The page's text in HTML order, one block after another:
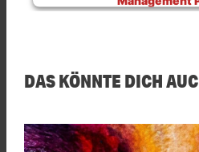
DAS KÖNNTE DICH